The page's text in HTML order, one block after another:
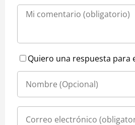
Quiero una respuesta para